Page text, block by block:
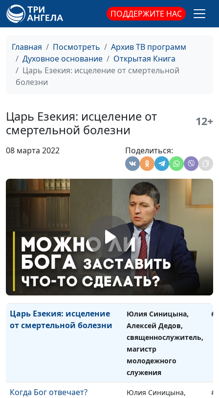
ПОДДЕРЖИТЕ НАС
Главная Посмотреть
Архив ТВ программ
Духовное основание
Открытая Книга
Царь Езекия: исцеление от смертельной
болезни
Царь Езекия: исцеление от
смертельной болезни
12+
08 марта 2022 Поделиться:
потопа
магистр молодежного
служения
Как принимать правильные
решения?
Юлия Синицына,
Алексей Дедов,
священнослужитель,
От неудач — к успеху
Юлия Синицына,
священнослужитель,
магистр молодежного
служения
Изменить жизнь к лучшему
с помощью Бога
Юлия Синицына,
Алексей Дедов,
священнослужитель,
магистр молодежного
служения
Второй шанс царя Езекии
Юлия Синицына,
Алексей Дедов,
священнослужитель,
магистр молодежного
служения
Царь Езекия: исцеление
от смертельной болезни
Юлия Синицына,
Алексей Дедов,
священнослужитель,
магистр
молодежного
служения
Когда Бог отвечает?
Юлия Синицына,